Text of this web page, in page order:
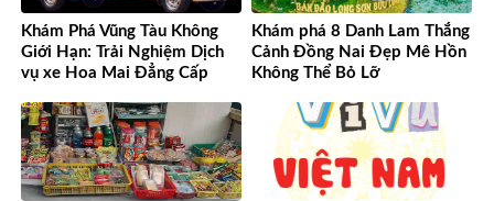
Khám Phá Vũng Tàu Không
Giới Hạn: Trải Nghiệm Dịch
vụ xe Hoa Mai Đẳng Cấp
Khám phá 8 Danh Lam Thắng
Cảnh Đồng Nai Đẹp Mê Hồn
Không Thể Bỏ Lỡ